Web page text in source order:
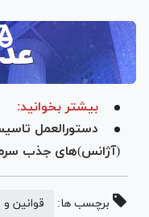
بیشتر بخوانید:
دستورالعمل
(آژانس)‌های جذب
برچسب ها: قوانین